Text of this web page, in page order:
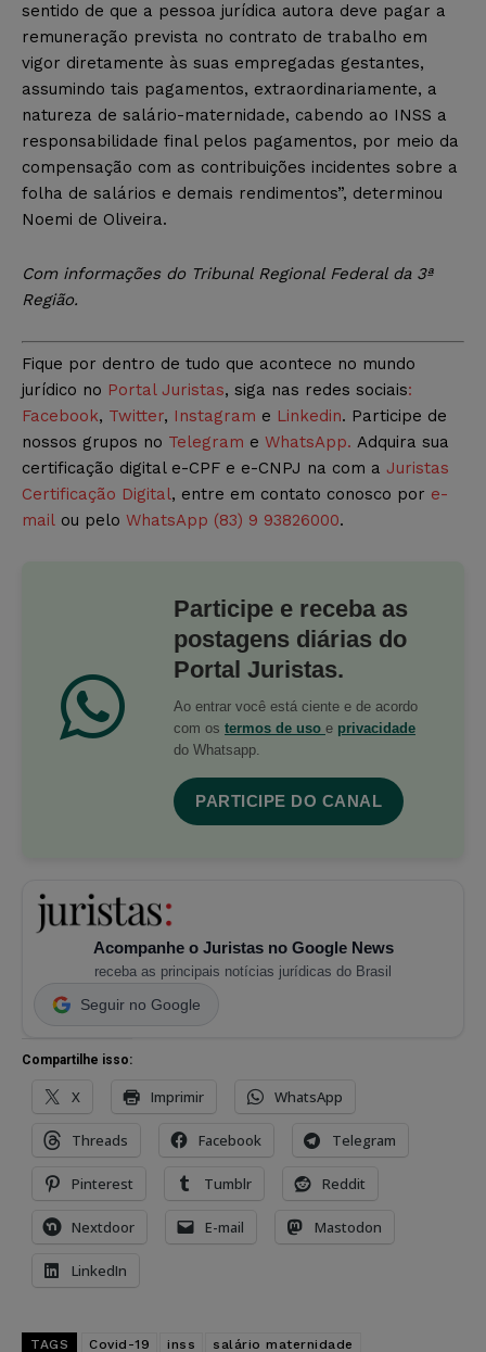
sentido de que a pessoa jurídica autora deve pagar a
remuneração prevista no contrato de trabalho em
vigor diretamente às suas empregadas gestantes,
assumindo tais pagamentos, extraordinariamente, a
natureza de salário-maternidade, cabendo ao INSS a
responsabilidade final pelos pagamentos, por meio da
compensação com as contribuições incidentes sobre a
folha de salários e demais rendimentos”, determinou
Noemi de Oliveira.
Com informações do Tribunal Regional Federal da 3ª
Região.
Fique por dentro de tudo que acontece no mundo
jurídico no Portal Juristas, siga nas redes sociais:
Facebook, Twitter, Instagram e Linkedin. Participe de
nossos grupos no Telegram e WhatsApp. Adquira sua
certificação digital e-CPF e e-CNPJ na com a Juristas
Certificação Digital, entre em contato conosco por e-
mail ou pelo WhatsApp (83) 9 93826000.
Participe e receba as
postagens diárias do
Portal Juristas.
Ao entrar você está ciente e de acordo
com os termos de uso e privacidade
do Whatsapp.
PARTICIPE DO CANAL
Acompanhe o Juristas no Google News
receba as principais notícias jurídicas do Brasil
Seguir no Google
Compartilhe isso:
X Imprimir WhatsApp
Threads Facebook Telegram
Pinterest Tumblr Reddit
Nextdoor E-mail Mastodon
LinkedIn
TAGS Covid-19 inss salário maternidade